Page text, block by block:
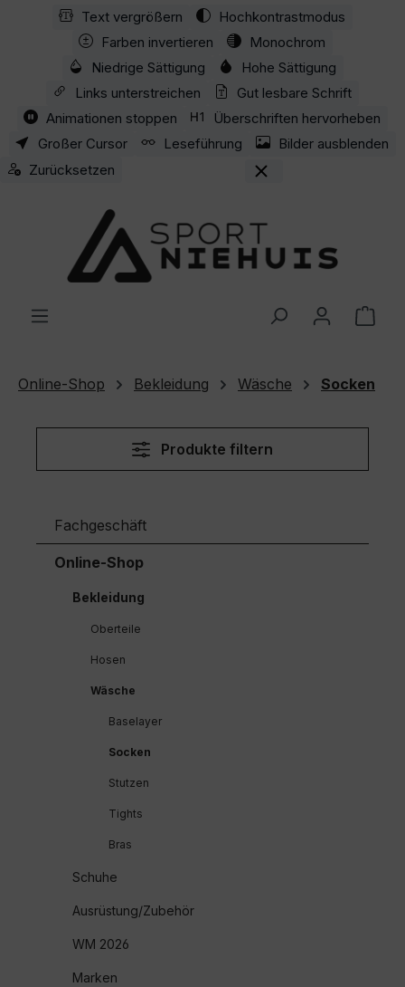
Zum Hauptinhalt springen
Text vergrößern
Hochkontrastmodus
Farben invertieren
Monochrom
Niedrige Sättigung
Hohe Sättigung
Links unterstreichen
Gut lesbare Schrift
Animationen stoppen
Überschriften hervorheben
Großer Cursor
Leseführung
Bilder ausblenden
Zurücksetzen
Online-Shop Bekleidung Wäsche Socken
Produkte filtern
Fachgeschäft
Online-Shop
Bekleidung
Oberteile
Hosen
Wäsche
Baselayer
Socken
Stutzen
Tights
Bras
Schuhe
Ausrüstung/Zubehör
WM 2026
Marken